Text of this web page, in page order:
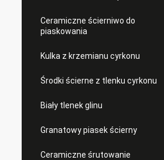
Ceramiczne ścierniwo do
piaskowania
Kulka z krzemianu cyrkonu
Środki ścierne z tlenku cyrkonu
Biały tlenek glinu
Granatowy piasek ścierny
Ceramiczne śrutowanie